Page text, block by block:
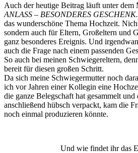
Auch der heutige Beitrag läuft unter dem
ANLASS – BESONDERES
das wunderschöne Thema Hochzeit.
sondern auch für Eltern, Großeltern und
ganz besonderes Ereignis. Und
auch die Frage nach einem passenden
So auch bei meinen Schwiegereltern,
bereit für diesen großen Schritt.
Da sich meine Schwiegermutter noch
ich vor Jahren einer Kollegin eine
die ganze Belegschaft hat gesammelt
anschließend hübsch verpackt, kam die
noch einmal produzieren könnte.
Und wie findet ihr das